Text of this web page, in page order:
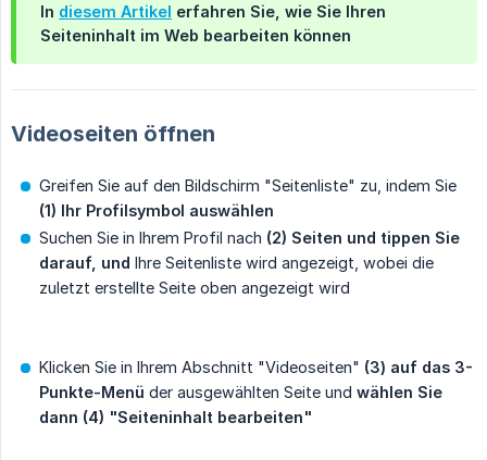
In diesem Artikel erfahren Sie, wie Sie Ihren
Seiteninhalt im Web bearbeiten können
Videoseiten öffnen
Greifen Sie auf den Bildschirm "Seitenliste" zu, indem Sie
(1) Ihr Profilsymbol auswählen
Suchen Sie in Ihrem Profil nach (2) Seiten und tippen Sie
darauf, und Ihre Seitenliste wird angezeigt, wobei die
zuletzt erstellte Seite oben angezeigt wird
Klicken Sie in Ihrem Abschnitt "Videoseiten" (3) auf das 3-
Punkte-Menü der ausgewählten Seite und wählen Sie
dann (4) "Seiteninhalt bearbeiten"